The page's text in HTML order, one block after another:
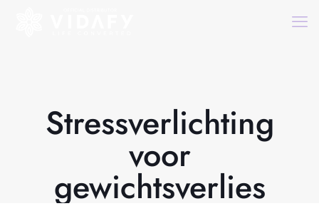
Stressverlichting
voor
gewichtsverlies